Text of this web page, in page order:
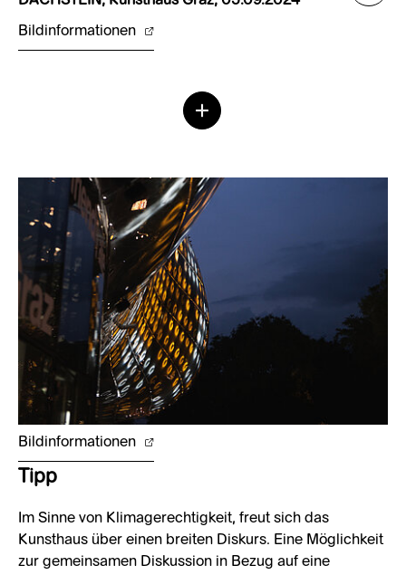
Bildinformationen
Bildinformationen
Tipp
Im Sinne von Klimagerechtigkeit, freut sich das
Kunsthaus über einen breiten Diskurs. Eine Möglichkeit
zur gemeinsamen Diskussion in Bezug auf eine